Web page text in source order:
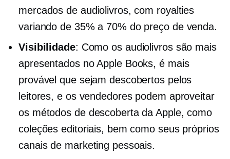
mercados de audiolivros, com royalties
variando de 35% a 70% do preço de venda.
Visibilidade: Como os audiolivros são mais
apresentados no Apple Books, é mais
provável que sejam descobertos pelos
leitores, e os vendedores podem aproveitar
os métodos de descoberta da Apple, como
coleções editoriais, bem como seus próprios
canais de marketing pessoais.